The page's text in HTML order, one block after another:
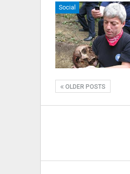
Social
OLDER POSTS